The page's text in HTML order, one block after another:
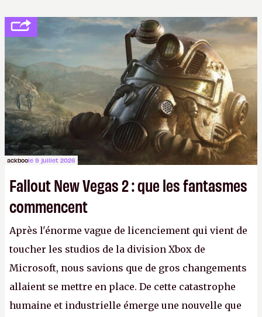
ackboole 9 juillet 2026
Fallout New Vegas 2 : que les fantasmes
commencent
Après l'énorme vague de licenciement qui vient de
toucher les studios de la division Xbox de
Microsoft, nous savions que de gros changements
allaient se mettre en place. De cette catastrophe
humaine et industrielle émerge une nouvelle que